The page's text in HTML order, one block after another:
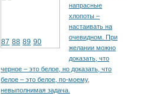
87 88 89 90
напрасные
хлопоты –
настаивать на
очевидном. При
желании можно
доказать, что
черное – это белое, но доказать, что
белое – это белое, по-моему,
невыполнимая задача.